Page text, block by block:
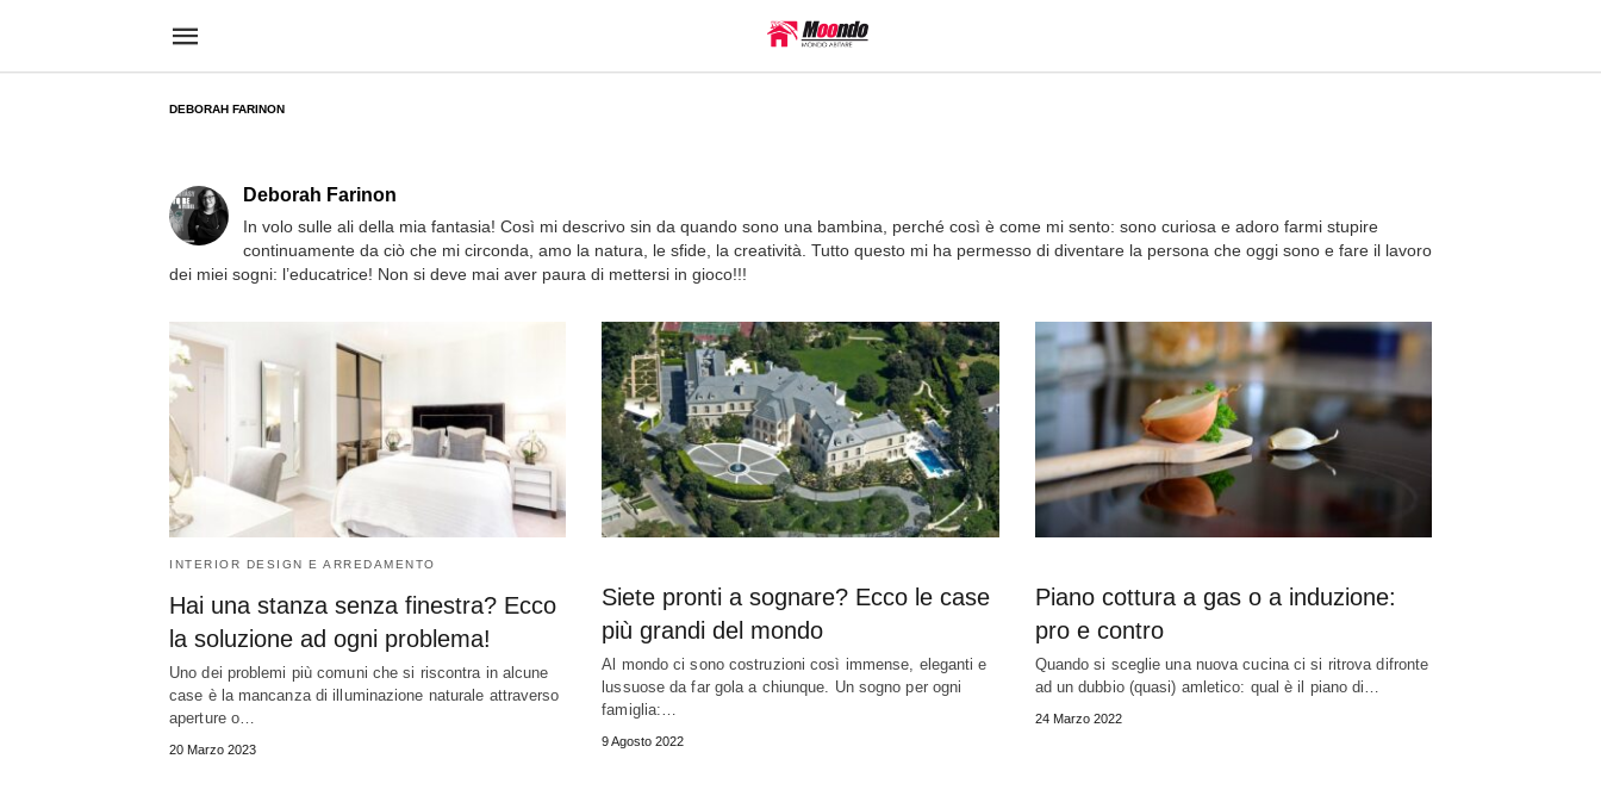
DEBORAH FARINON
Deborah Farinon
In volo sulle ali della mia fantasia! Così mi descrivo sin da quando sono una bambina, perché così è come mi sento: sono curiosa e adoro farmi stupire
continuamente da ciò che mi circonda, amo la natura, le sfide, la creatività. Tutto questo mi ha permesso di diventare la persona che oggi sono e fare il lavoro
dei miei sogni: l’educatrice! Non si deve mai aver paura di mettersi in gioco!!!
INTERIOR DESIGN E ARREDAMENTO
Hai una stanza senza finestra? Ecco
la soluzione ad ogni problema!
Uno dei problemi più comuni che si riscontra in alcune
case è la mancanza di illuminazione naturale attraverso
aperture o…
20 Marzo 2023
Siete pronti a sognare? Ecco le case
più grandi del mondo
Al mondo ci sono costruzioni così immense, eleganti e
lussuose da far gola a chiunque. Un sogno per ogni
famiglia:…
9 Agosto 2022
Piano cottura a gas o a induzione:
pro e contro
Quando si sceglie una nuova cucina ci si ritrova difronte
ad un dubbio (quasi) amletico: qual è il piano di…
24 Marzo 2022